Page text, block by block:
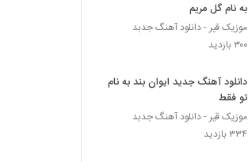
به نام گل مریم
موزیک قیر - دانلود آهنگ جدبد
۳۰۰ بازدید
دانلود آهنگ جدید ایوان بند به نام
تو فقط
موزیک قیر - دانلود آهنگ جدبد
۳۳۴ بازدید